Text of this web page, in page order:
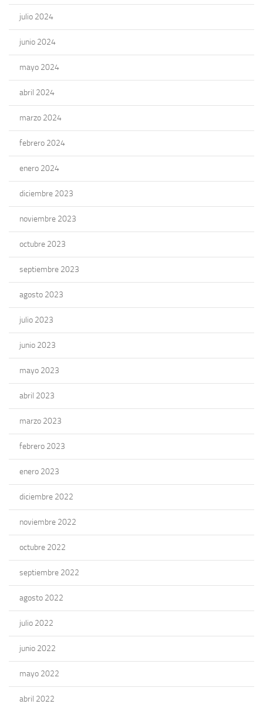
julio 2024
junio 2024
mayo 2024
abril 2024
marzo 2024
febrero 2024
enero 2024
diciembre 2023
noviembre 2023
octubre 2023
septiembre 2023
agosto 2023
julio 2023
junio 2023
mayo 2023
abril 2023
marzo 2023
febrero 2023
enero 2023
diciembre 2022
noviembre 2022
octubre 2022
septiembre 2022
agosto 2022
julio 2022
junio 2022
mayo 2022
abril 2022